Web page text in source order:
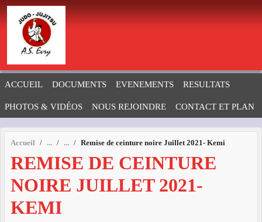
ACCUEIL DOCUMENTS EVENEMENTS RESULTATS
PHOTOS & VIDÉOS NOUS REJOINDRE CONTACT ET PLAN
Accueil Remise de ceinture noire Juillet 2021- Kemi
REMISE DE CEINTURE
NOIRE JUILLET 2021-
KEMI
Panneau de gestion des cookies